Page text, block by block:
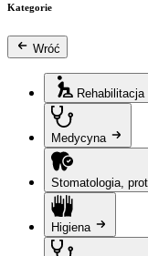
Kategorie
Wróć
Rehabilitacja
Medycyna
Stomatologia,
Higiena